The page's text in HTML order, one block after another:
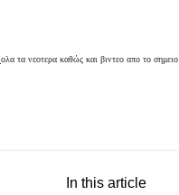
ολα τα νεοτερα καθώς και βιντεο απο το σημειο
In this article